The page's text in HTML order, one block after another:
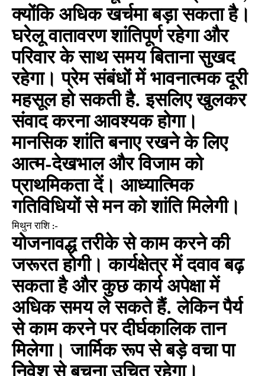
क्योंकि अधिक खर्चमा बड़ा सकता है।
घरेलू वातावरण शांतिपूर्ण रहेगा और
परिवार के साथ समय बिताना सुखद
रहेगा। प्रेम संबंधों में भावनात्मक दूरी
महसूल हो सकती है. इसलिए खुलकर
संवाद करना आवश्यक होगा।
मानसिक शांति बनाए रखने के लिए
आत्म-देखभाल और विजाम को
प्राथमिकता दें। आध्यात्मिक
गतिविधियों से मन को शांति मिलेगी।
मिथुन राशि :-
योजनावद्ध तरीके से काम करने की
जरूरत होगी। कार्यक्षेत्र में दवाव बढ़
सकता है और कुछ कार्य अपेक्षा में
अधिक समय ले सकते हैं. लेकिन पैर्य
से काम करने पर दीर्घकालिक तान
मिलेगा। जार्मिक रूप से बड़े वचा पा